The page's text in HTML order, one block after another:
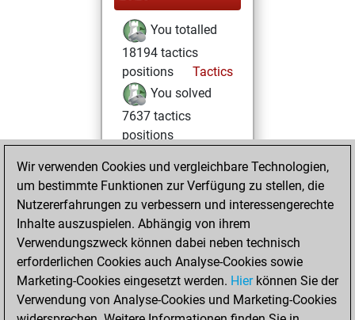
You totalled
18194 tactics
positions
Tactics
You solved
7637 tactics
positions
an Elo of 1699 in
tactics positions
Donnerstag,
November 21,
2024
You played 1
Wir verwenden Cookies und vergleichbare Technologien,
um bestimmte Funktionen zur Verfügung zu stellen, die
Nutzererfahrungen zu verbessern und interessengerechte
Inhalte auszuspielen. Abhängig von ihrem
Verwendungszweck können dabei neben technisch
erforderlichen Cookies auch Analyse-Cookies sowie
Marketing-Cookies eingesetzt werden. Hierkönnen Sie der
Verwendung von Analyse-Cookies und Marketing-Cookies